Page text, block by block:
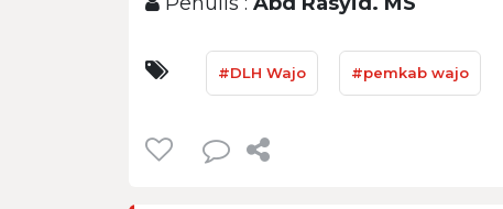
#DLH Wajo #pemkab wajo